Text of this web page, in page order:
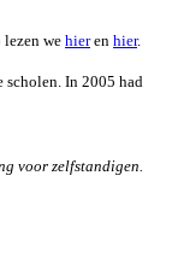
we hieren hier.
scholen. In 2005 had
voor zelfstandigen.